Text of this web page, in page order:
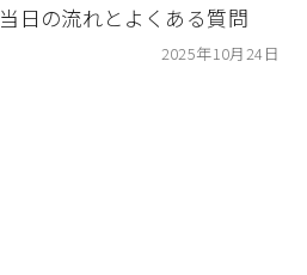
当日の流れとよくある質問
2025年10月24日